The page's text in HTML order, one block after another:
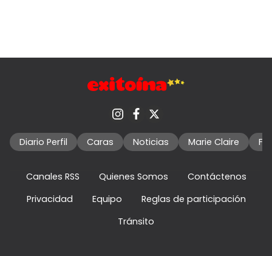
Diario Perfil Caras Noticias Marie Claire
Canales RSS Quienes Somos
Contáctenos
Privacidad
Equipo
Reglas de participación
Tránsito